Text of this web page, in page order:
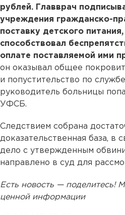
рублей. Главврач
учреждения гражданско-
поставку детского
способствовал
оплате поставляемой ими
он оказывал общее
и попустительство по
руководитель больницы
УФСБ.
Следствием собрана
доказательственная база, в
дело с утвержденным
направлено в суд для
Есть новость — поделитесь!
ценной информации